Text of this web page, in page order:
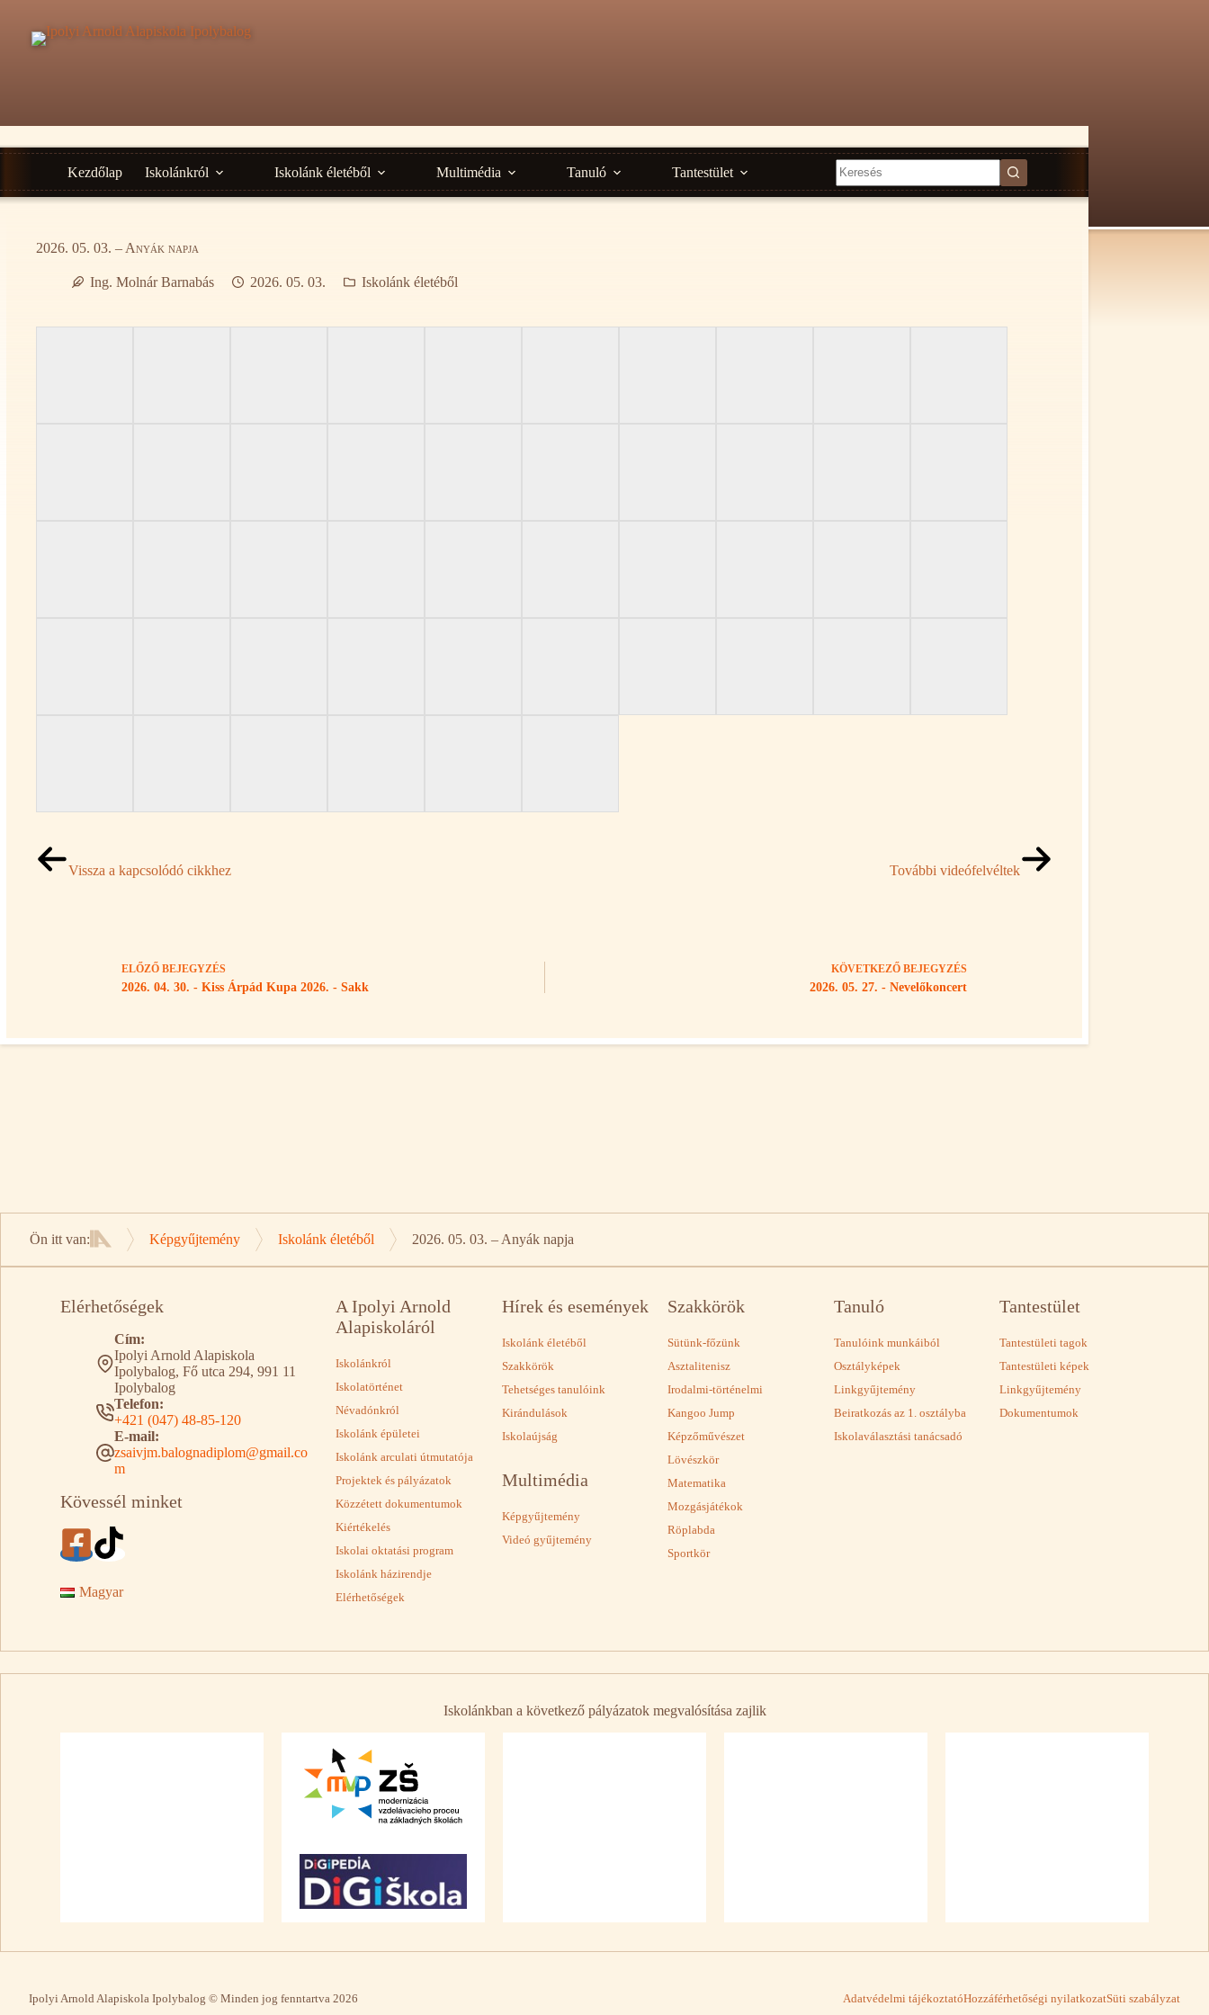
tartalomra
Kezdőlap Iskolánkról Iskolánk életéből Multimédia Tanuló Tantestület
Nincs
találat
2026. 05. 03. – Anyák napja
Ing. Molnár Barnabás 2026. 05. 03. Iskolánk életéből
Vissza a kapcsolódó cikkhez További videófelvéltek
ELŐZŐ BEJEGYZÉS
2026. 04. 30. - Kiss Árpád Kupa 2026. - Sakk
KÖVETKEZŐ BEJEGYZÉS
2026. 05. 27. - Nevelőkoncert
Ön itt van:
Képgyűjtemény Iskolánk életéből 2026. 05. 03. – Anyák napja
Elérhetőségek
Cím:
Ipolyi Arnold Alapiskola
Ipolybalog, Fő utca 294, 991 11
Ipolybalog
Telefon:
+421 (047) 48-85-120
E-mail:
zsaivjm.balognadiplom@gmail.co
m
Kövessél minket
Magyar
A Ipolyi Arnold
Alapiskoláról
Iskolánkról
Iskolatörténet
Névadónkról
Iskolánk épületei
Iskolánk arculati útmutatója
Projektek és pályázatok
Közzétett dokumentumok
Kiértékelés
Iskolai oktatási program
Iskolánk házirendje
Elérhetőségek
Hírek és események
Iskolánk életéből
Szakkörök
Tehetséges tanulóink
Kirándulások
Iskolaújság
Multimédia
Képgyűjtemény
Videó gyűjtemény
Szakkörök
Sütünk-főzünk
Asztalitenisz
Irodalmi-történelmi
Kangoo Jump
Képzőművészet
Lövészkör
Matematika
Mozgásjátékok
Röplabda
Sportkör
Tanuló
Tanulóink munkáiból
Osztályképek
Linkgyűjtemény
Beiratkozás az 1. osztályba
Iskolaválasztási tanácsadó
Tantestület
Tantestületi tagok
Tantestületi képek
Linkgyűjtemény
Dokumentumok
Iskolánkban a következő pályázatok megvalósítása zajlik
Ipolyi Arnold Alapiskola Ipolybalog © Minden jog fenntartva 2026 Adatvédelmi tájékoztatóHozzáférhetőségi nyilatkozatSüti szabályzat